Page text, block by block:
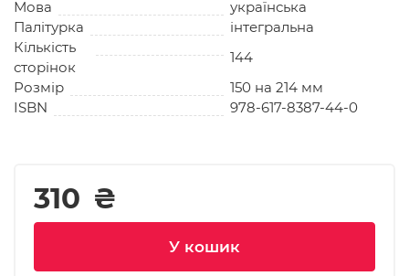
Мова
українська
Палітурка
інтегральна
Кількість
сторінок
144
Розмір
150 на 214 мм
ISBN
978-617-8387-44-0
310 ₴
У кошик